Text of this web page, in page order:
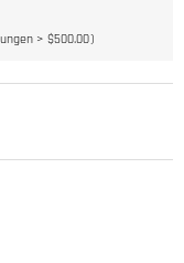
> $500.00)